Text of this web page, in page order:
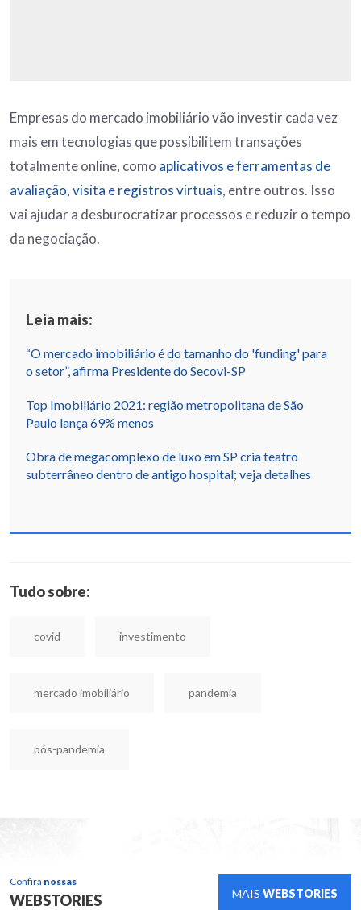
Empresas do mercado imobiliário vão investir cada vez
mais em tecnologias que possibilitem transações
totalmente online, como aplicativos e ferramentas de
avaliação, visita e registros virtuais, entre outros. Isso
vai ajudar a desburocratizar processos e reduzir o tempo
da negociação.
Leia mais:
“O mercado imobiliário é do tamanho do 'funding' para
o setor”, afirma Presidente do Secovi-SP
Top Imobiliário 2021: região metropolitana de São
Paulo lança 69% menos
Obra de megacomplexo de luxo em SP cria teatro
subterrâneo dentro de antigo hospital; veja detalhes
Tudo sobre:
covid investimento
mercado imobiliário pandemia
pós-pandemia
Confira nossas
WEBSTORIES MAIS WEBSTORIES